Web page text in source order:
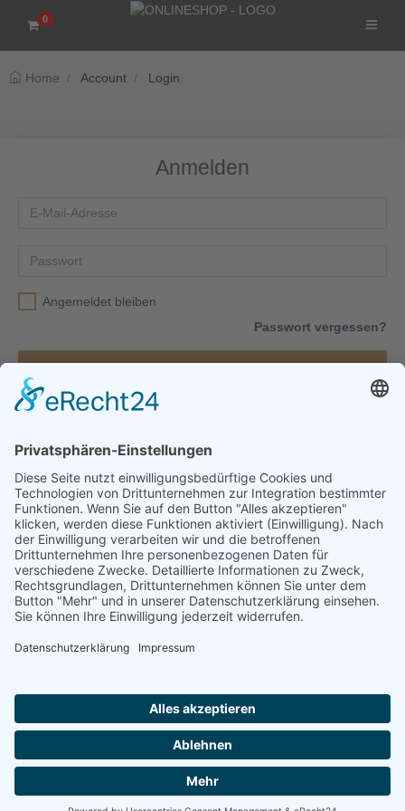
0
Home Account Login
Anmelden
Angemeldet bleiben
Passwort vergessen?
Impressum|AGB| Datenschutzerklärung|Widerrufsbelehrung